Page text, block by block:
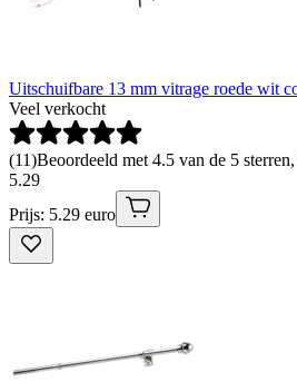
Uitschuifbare 13 mm vitrage roede wit
Veel verkocht
(11)Beoordeeld met 4.5 van de 5
5.29
Prijs: 5.29 euro